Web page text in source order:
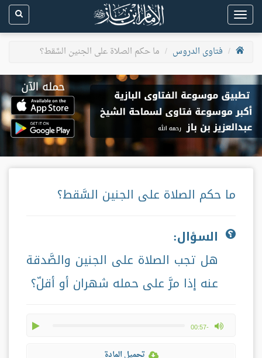
Toggle
navigation
فتاوى الدروس
ما حكم الصلاة على الجنين السَّقط؟
ما حكم الصلاة على الجنين السَّقط؟
السؤال:
هل تجب الصلاة على الجنين والصَّدقة
عنه إذا مرَّ على حمله شهران أو أقلّ؟
-00:57
max volume
تحميل المادة